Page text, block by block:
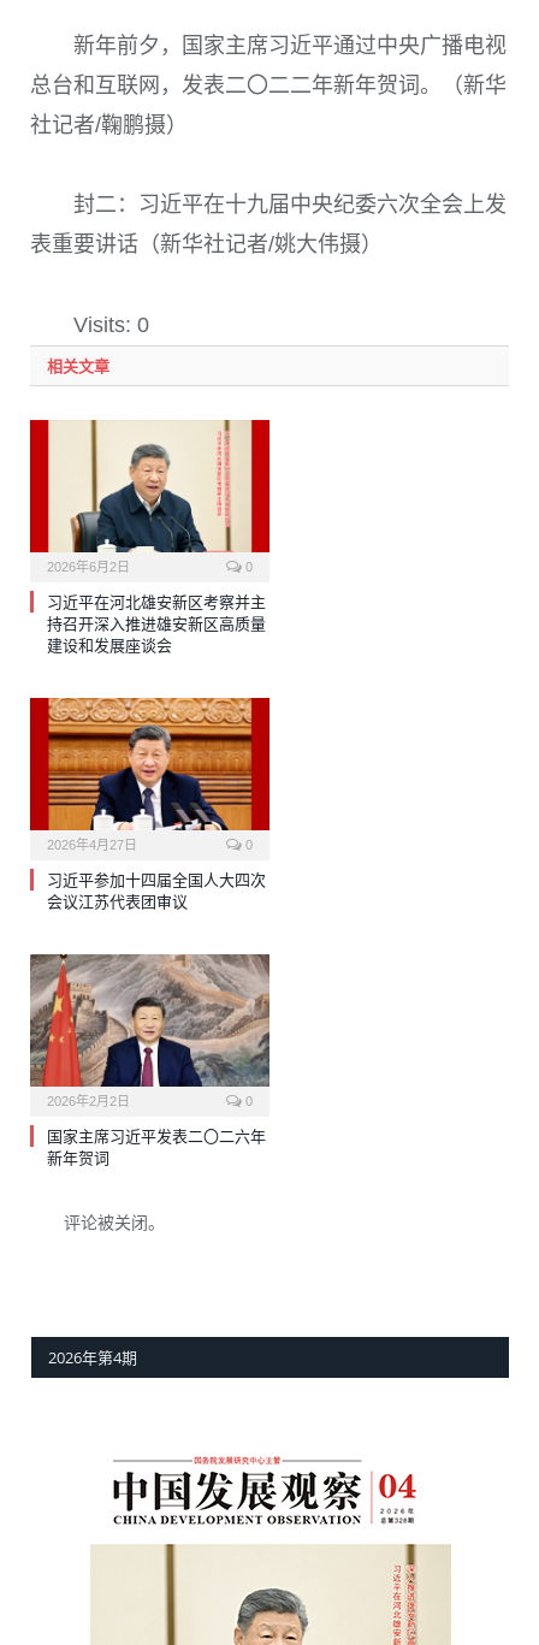
新年前夕，国家主席习近平通过中央广播电视
总台和互联网，发表二〇二二年新年贺词。（新华
社记者/鞠鹏摄）
封二： 习近平在十九届中央纪委六次全会上发
表重要讲话 （新华社记者/姚大伟摄）
Visits: 0
相关文章
2026年6月2日 0
习近平在河北雄安新区考察并主
持召开深入推进雄安新区高质量
建设和发展座谈会
2026年4月27日 0
习近平参加十四届全国人大四次
会议江苏代表团审议
2026年2月2日 0
国家主席习近平发表二〇二六年
新年贺词
评论被关闭。
2026年第4期